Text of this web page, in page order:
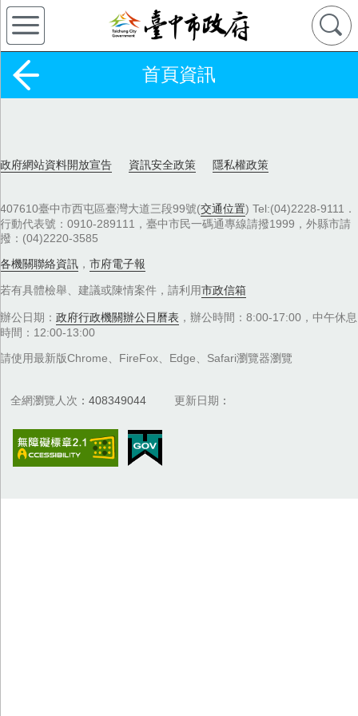
首頁資訊
政府網站資料開放宣告 資訊安全政策 隱私權政策
407610臺中市西屯區臺灣大道三段99號(交通位置) Tel:(04)2228-9111．
行動代表號：0910-289111，臺中市民一碼通專線請撥1999，外縣市請
撥：(04)2220-3585
各機關聯絡資訊 ， 市府電子報
若有具體檢舉、建議或陳情案件，請利用市政信箱
辦公日期： 政府行政機關辦公日曆表 ，辦公時間：8:00-17:00，中午休息
時間：12:00-13:00
請使用最新版Chrome、FireFox、Edge、Safari瀏覽器瀏覽
全網瀏覽人次 408349044 更新日期